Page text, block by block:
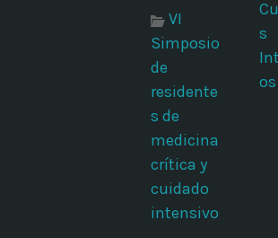
VI
Simposio
de
residente
s de
medicina
crítica y
cuidado
intensivo